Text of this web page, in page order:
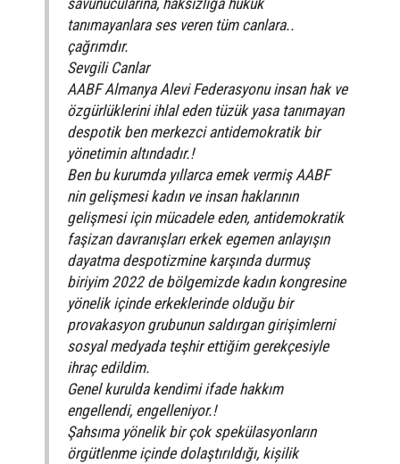
tanımayanlara ses veren tüm canlara..
çağrımdır.
Sevgili Canlar
AABF Almanya Alevi Federasyonu insan hak ve
özgürlüklerini ihlal eden tüzük yasa tanımayan
despotik ben merkezci antidemokratik bir
yönetimin altındadır.!
Ben bu kurumda yıllarca emek vermiş AABF
nin gelişmesi kadın ve insan haklarının
gelişmesi için mücadele eden, antidemokratik
faşizan davranışları erkek egemen anlayışın
dayatma despotizmine karşında durmuş
biriyim 2022 de bölgemizde kadın kongresine
yönelik içinde erkeklerinde olduğu bir
provakasyon grubunun saldırgan girişimlerni
sosyal medyada teşhir ettiğim gerekçesiyle
ihraç edildim.
Genel kurulda kendimi ifade hakkım
engellendi, engelleniyor.!
Şahsıma yönelik bir çok spekülasyonların
örgütlenme içinde dolaştırıldığı, kișilik